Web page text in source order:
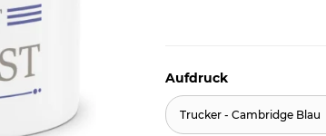
Aufdruck
Trucker - Cambridge Blau